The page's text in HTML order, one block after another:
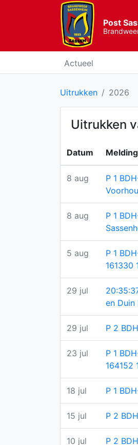
Post
Actueel
Uitrukken 2026
Uitrukken
Datum Melding
8 aug
P 1
8 aug
P 1
5 aug
P 1
161330
29 jul
en Duin
29 jul P 2
23 jul
P 1
164152
18 jul P 1
15 jul P 2
10 jul P 2